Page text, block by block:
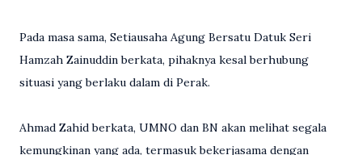
Pada masa sama, Setiausaha Agung Bersatu Datuk Seri
Hamzah Zainuddin berkata, pihaknya kesal berhubung
situasi yang berlaku dalam di Perak.
Ahmad Zahid berkata, UMNO dan BN akan melihat segala
kemungkinan yang ada, termasuk bekerjasama dengan